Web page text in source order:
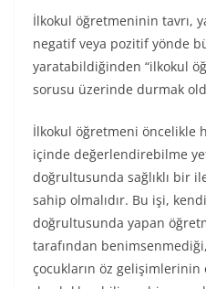
İlkokul öğretmeninin tavrı,
negatif veya pozitif yönde
yaratabildiğinden “ilkokul
sorusu üzerinde durmak
İlkokul öğretmeni öncelikle
içinde değerlendirebilme
doğrultusunda sağlıklı bir
sahip olmalıdır. Bu işi,
doğrultusunda yapan
tarafından
çocukların öz